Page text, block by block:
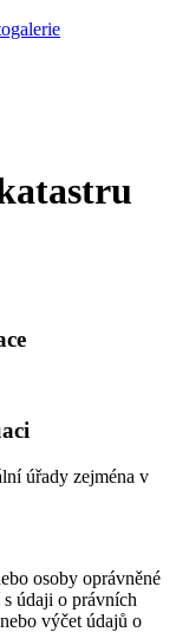
úřady zejména v
osoby oprávněné
údaji o právních
výčet údajů o